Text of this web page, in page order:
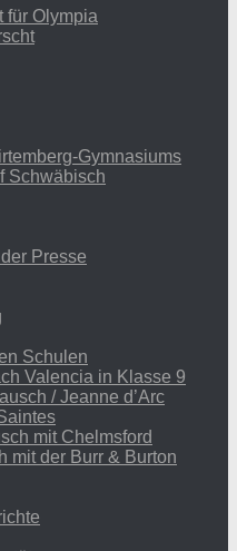
für Olympia
Gymnasiums
Schwäbisch
Presse
Schulen
Valencia in Klasse 9
/ Jeanne d’Arc
mit Chelmsford
mit der Burr & Burton